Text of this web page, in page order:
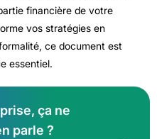
financière de votre
vos stratégies en
ce document est
essentiel.
ça ne
parle ?